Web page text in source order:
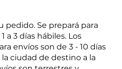
pedido. Se prepará para
a 3 días hábiles. Los
envíos son de 3 - 10 días
ciudad de destino a la